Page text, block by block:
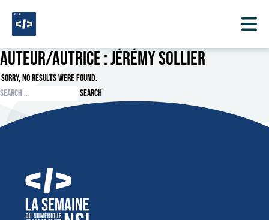
Auteur/autrice :Jérémy Sollier
Sorry, no results were found.
Search for:
Search